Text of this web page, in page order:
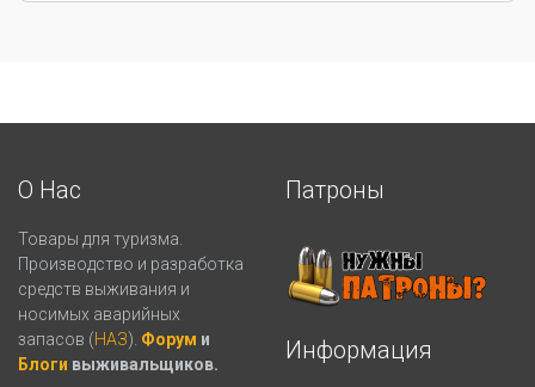
О Нас
Товары для туризма.
Производство и разработка
средств выживания и
носимых аварийных
запасов (НАЗ). Форум и
Блоги выживальщиков.
Патроны
Информация